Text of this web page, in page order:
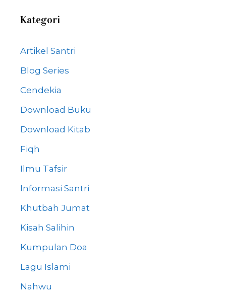
Kategori
Artikel Santri
Blog Series
Cendekia
Download Buku
Download Kitab
Fiqh
Ilmu Tafsir
Informasi Santri
Khutbah Jumat
Kisah Salihin
Kumpulan Doa
Lagu Islami
Nahwu